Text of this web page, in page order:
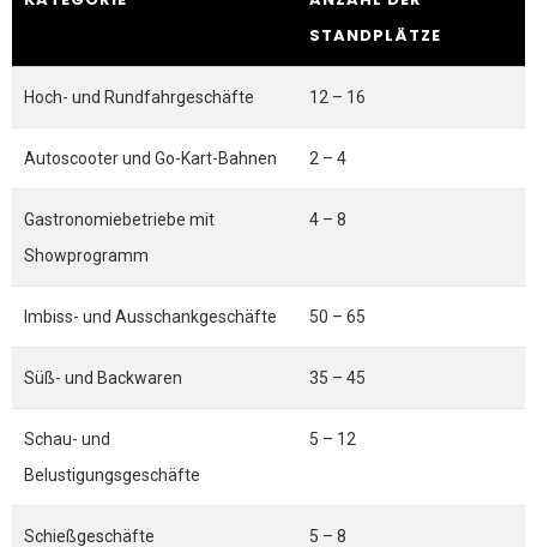
STANDPLÄTZE
Hoch- und Rundfahrgeschäfte 12 – 16
Autoscooter und Go-Kart-Bahnen 2 – 4
Gastronomiebetriebe mit
Showprogramm
4 – 8
Imbiss- und Ausschankgeschäfte 50 – 65
Süß- und Backwaren 35 – 45
Schau- und
Belustigungsgeschäfte
5 – 12
Schießgeschäfte 5 – 8